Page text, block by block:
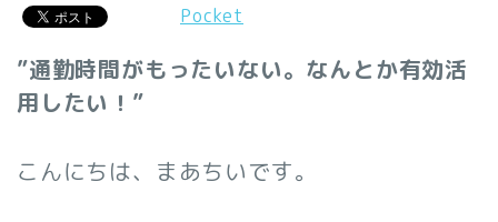
Pocket
”通勤時間がもったいない。なんとか有効活
用したい！”
こんにちは、まあちいです。